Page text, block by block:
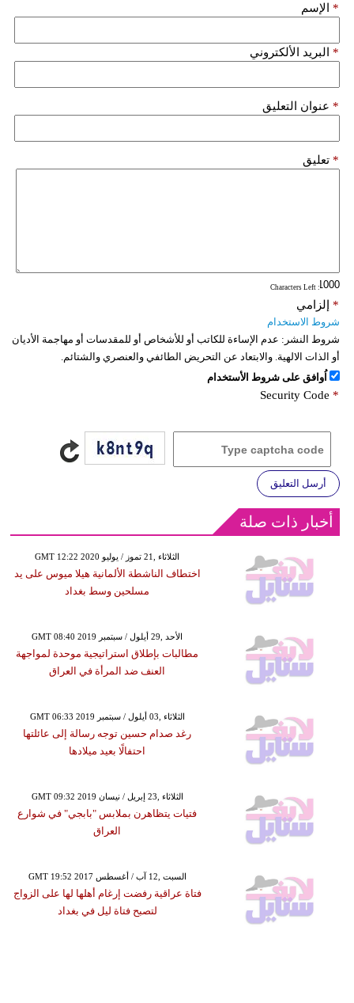
الإسم *
البريد الألكتروني *
عنوان التعليق *
تعليق *
: Characters Left
إلزامي *
شروط الاستخدام
شروط النشر: عدم الإساءة للكاتب أو للأشخاص أو للمقدسات أو مهاجمة الأديان
أو الذات الالهية. والابتعاد عن التحريض الطائفي والعنصري والشتائم.
اُوافق على شروط الأستخدام
Security Code *
أرسل التعليق
أخبار ذات صلة
GMT 12:22 2020 الثلاثاء ,21 تموز / يوليو
اختطاف الناشطة الألمانية هيلا ميوس على يد
مسلحين وسط بغداد
GMT 08:40 2019 الأحد ,29 أيلول / سبتمبر
مطالبات بإطلاق استراتيجية موحدة لمواجهة
العنف ضد المرأة في العراق
GMT 06:33 2019 الثلاثاء ,03 أيلول / سبتمبر
رغد صدام حسين توجه رسالة إلى عائلتها
احتفالًا بعيد ميلادها
GMT 09:32 2019 الثلاثاء ,23 إبريل / نيسان
فتيات يتظاهرن بملابس "بابجي" في شوارع
العراق
GMT 19:52 2017 السبت ,12 آب / أغسطس
فتاة عراقية رفضت إرغام أهلها لها على الزواج
لتصبح فتاة ليل في بغداد